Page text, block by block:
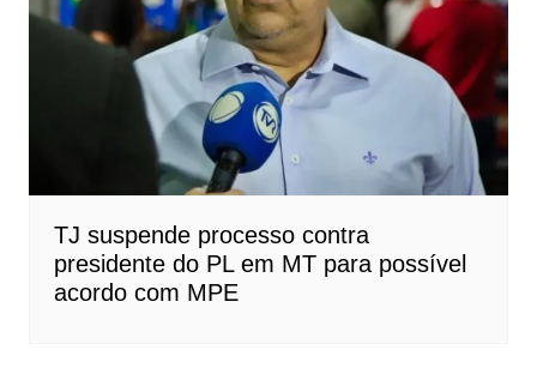
TJ suspende processo contra
presidente do PL em MT para possível
acordo com MPE